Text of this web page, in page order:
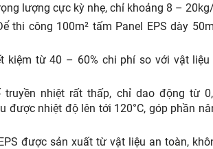
lượng cực kỳ nhẹ, chỉ khoảng 8 –
thi công 100m² tấm Panel EPS dày
kiệm từ 40 – 60% chi phí so với vật liệu
truyền nhiệt rất thấp, chỉ dao động từ
được nhiệt độ lên tới 120°C, góp phần
được sản xuất từ vật liệu an toàn,